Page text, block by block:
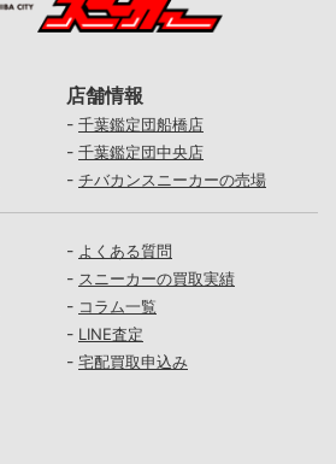
店舗情報
- 千葉鑑定団船橋店
- 千葉鑑定団中央店
- チバカンスニーカーの売場
- よくある質問
- スニーカーの買取実績
- コラム一覧
- LINE査定
- 宅配買取申込み